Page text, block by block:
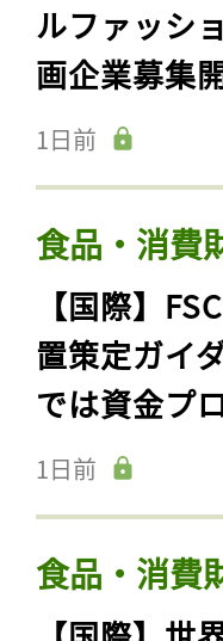
ルファッシ
画企業募集
1日前
食品・消費
【国際】
置策定ガイ
では資金プ
1日前
食品・消費